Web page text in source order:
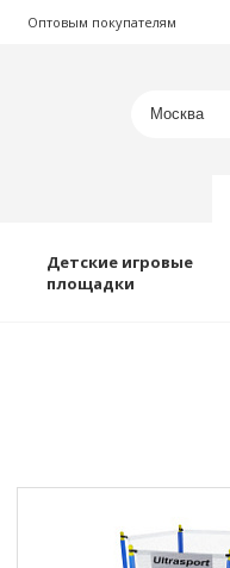
Оптовым покупателям
Москва
Детские игровые
площадки